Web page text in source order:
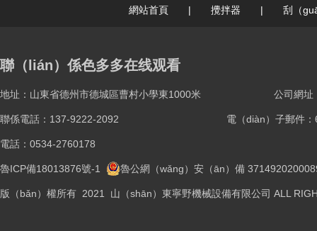
網站首頁 | 攪拌器 | 刮（
聯（lián）係色多多在线观看
地址：山東省德州市德城區曹村小學東1000米 公司網址
聯係電話：137-9222-2092 電（diàn）子郵件
電話：0534-2760178
魯ICP備18013876號-1 魯公網（wǎng）安（ān）備
版（bǎn）權所有 2021 山（shān）東寧野機械設備有限公司 ALL